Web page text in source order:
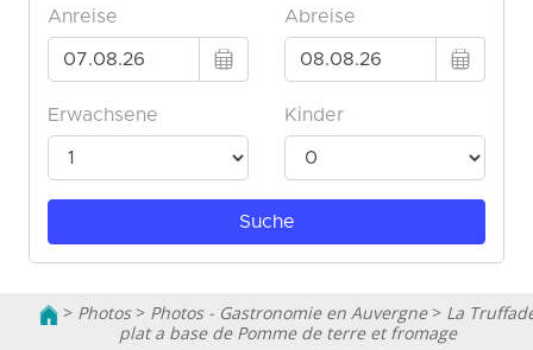
> Photos> Photos - Gastronomie en Auvergne> La
plat a base de Pomme de terre et fromage